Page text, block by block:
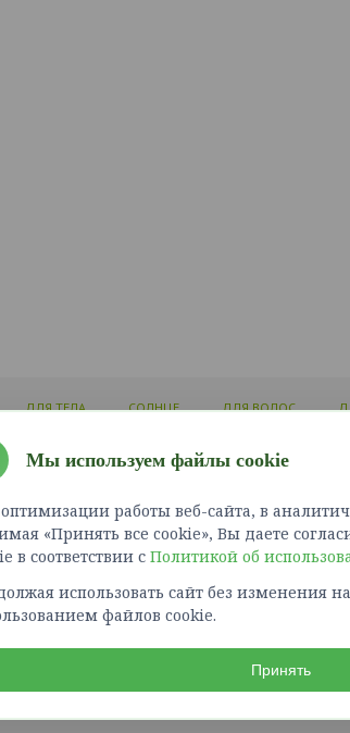
ДЛЯ ТЕЛА СОЛНЦЕ ДЛЯ ВОЛОС
Войти
Зарегистрироваться
Доставка и
Как сделать
Политика
Правила
г. Екатеринбург, Елизаветинское шоссе, д. 29
Мы используем файлы cookie
работы веб-сайта, в
«Принять все cookie», Вы даете
в соответствии с Политикой об
использовать сайт без изменения
файлов cookie.
Принять